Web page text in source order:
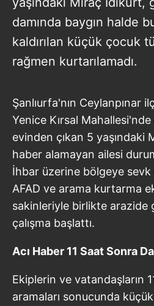
damında baygın halde
kaldırılan küçük çocuk
rağmen kurtarılamadı.
Şanlıurfa'nın Ceylanpınar
Yenice Kırsal
evinden çıkan 5 yaşındaki
haber alamayan ailesi
İhbar üzerine bölgeye
AFAD ve arama kurtarma
sakinleriyle birlikte arazide
çalışma başlattı.
Acı Haber 11 Saat Sonra
Ekiplerin ve vatandaşların
aramaları sonucunda